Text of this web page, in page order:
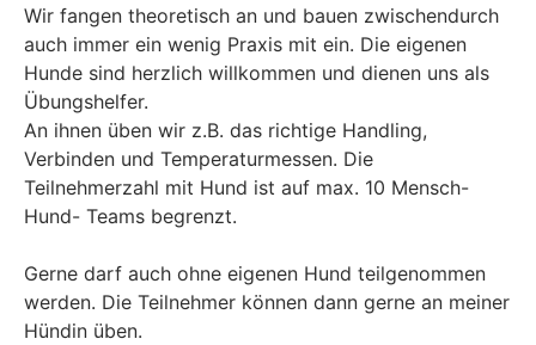
Wir fangen theoretisch an und bauen zwischendurch
auch immer ein wenig Praxis mit ein. Die eigenen
Hunde sind herzlich willkommen und dienen uns als
Übungshelfer.
An ihnen üben wir z.B. das richtige Handling,
Verbinden und Temperaturmessen. Die
Teilnehmerzahl mit Hund ist auf max. 10 Mensch-
Hund- Teams begrenzt.
Gerne darf auch ohne eigenen Hund teilgenommen
werden. Die Teilnehmer können dann gerne an meiner
Hündin üben.